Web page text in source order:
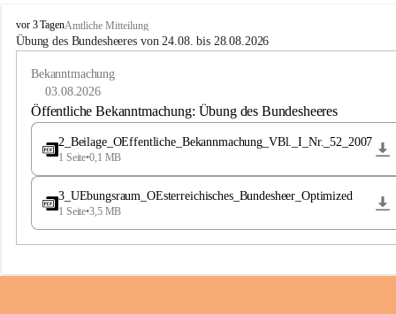
B
u
e
a
vor 3 TagenAmtliche Mitteilung
Übung des Bundesheeres von 24.08. bis 28.08.2026
Bekanntmachung
03.08.2026
Öffentliche Bekanntmachung: Übung des Bundesheeres
2_Beilage_OEffentliche_Bekannmachung_VBl._I_Nr._52_2007
1 Seite•0,1 MB
3_UEbungsraum_OEsterreichisches_Bundesheer_Optimized
1 Seite•3,5 MB